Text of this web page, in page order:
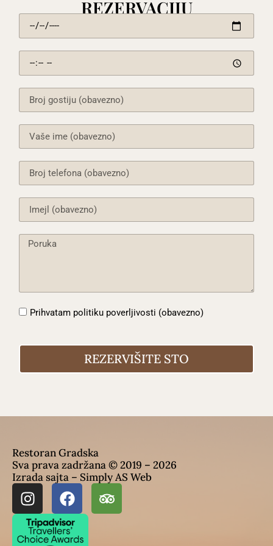
REZERVACIJU
Prihvatam politiku poverljivosti (obavezno)
REZERVIŠITE STO
Restoran Gradska
Sva prava zadržana © 2019 – 2026
Izrada sajta – Simply AS Web